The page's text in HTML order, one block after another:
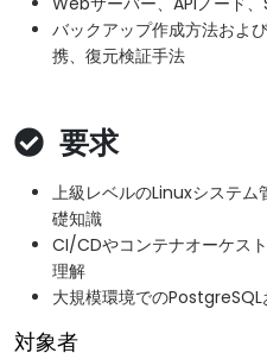
バックアップ作成方法およ
携、復元検証手法
要求
上級レベルのLinuxシステ
礎知識
CI/CDやコンテナオーケス
理解
大規模環境での
対象者